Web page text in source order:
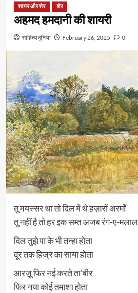
शायर और शेर शेर
अहमद हमदानी की शायरी
साहित्य दुनिया February 26, 2025 0
तू मयस्सर था तो दिल में थे हज़ारों अरमाँ
तू नहीं है तो हर इक सम्त अजब रंग-ए-मलाल
दिल तुझे पा के भी तन्हा होता
दूर तक हिज्र का साया होता
आरज़ू फिर नई करते ता’बीर
फिर नया कोई तमाशा होता